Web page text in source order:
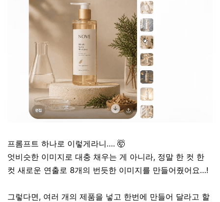
프롬프트 하나로 이렇게라니…. 🤯
엇비슷한 이미지로 대충 채우는 게 아니라, 정말 한 컷 한
컷 새로운 연출로 8개의 번듯한 이미지를 만들어줬어요…!
그렇다면, 여러 개의 제품을 넣고 한번에 만들어 달라고 할